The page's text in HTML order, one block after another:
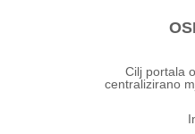
Cilj portala
centralizirano